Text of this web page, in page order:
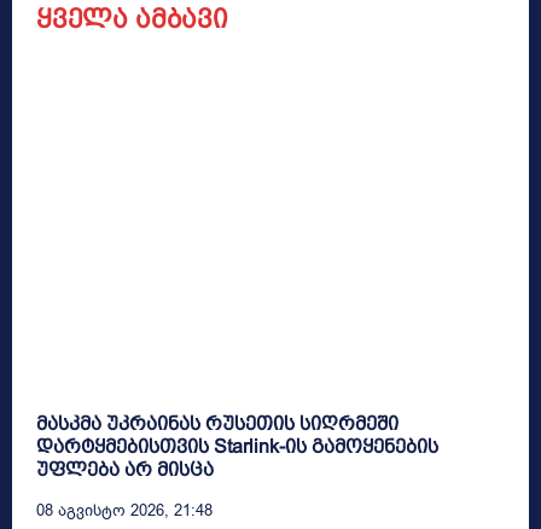
ყველა ამბავი
მასკმა უკრაინას რუსეთის სიღრმეში
დარტყმებისთვის Starlink-ის გამოყენების
უფლება არ მისცა
08 Აგვისტო 2026, 21:48